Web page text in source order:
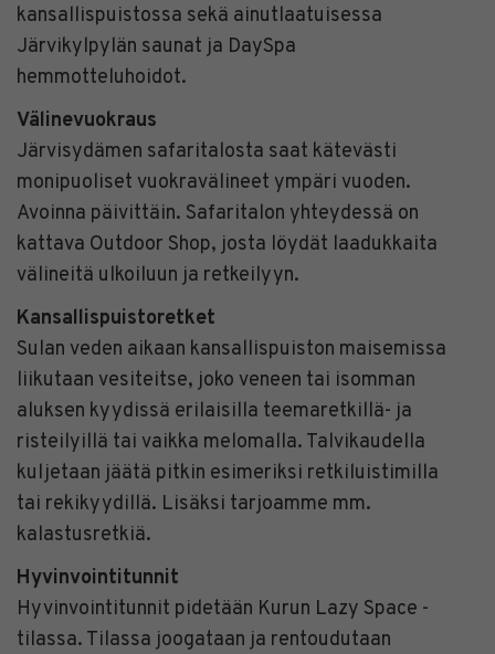
kansallispuistossa sekä ainutlaatuisessa
Järvikylpylän saunat ja DaySpa
hemmotteluhoidot.
Välinevuokraus
Järvisydämen safaritalosta saat kätevästi
monipuoliset vuokravälineet ympäri vuoden.
Avoinna päivittäin. Safaritalon yhteydessä on
kattava Outdoor Shop, josta löydät laadukkaita
välineitä ulkoiluun ja retkeilyyn.
Kansallispuistoretket
Sulan veden aikaan kansallispuiston maisemissa
liikutaan vesiteitse, joko veneen tai isomman
aluksen kyydissä erilaisilla teemaretkillä- ja
risteilyillä tai vaikka melomalla. Talvikaudella
kuljetaan jäätä pitkin esimeriksi retkiluistimilla
tai rekikyydillä. Lisäksi tarjoamme mm.
kalastusretkiä.
Hyvinvointitunnit
Hyvinvointitunnit pidetään Kurun Lazy Space -
tilassa. Tilassa joogataan ja rentoudutaan